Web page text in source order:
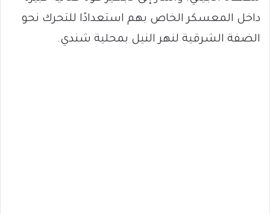
داخل المعسكر الخاص بهم استعدادًا للتحرك نحو
الضفة الشرقية لنهر النيل بمحلية شندي.